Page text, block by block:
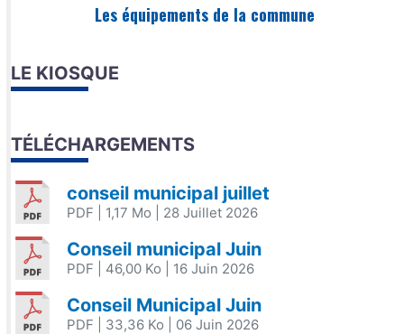
Les équipements de la commune
LE KIOSQUE
TÉLÉCHARGEMENTS
conseil municipal juillet
PDF | 1,17 Mo | 28 Juillet 2026
Conseil municipal Juin
PDF | 46,00 Ko | 16 Juin 2026
Conseil Municipal Juin
PDF | 33,36 Ko | 06 Juin 2026